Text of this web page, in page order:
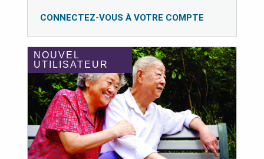
CONNECTEZ-VOUS À VOTRE COMPTE
NOUVEL
UTILISATEUR